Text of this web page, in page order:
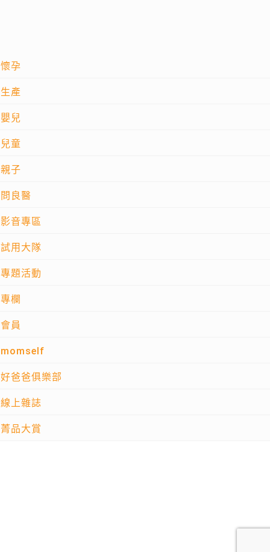
懷孕
生產
嬰兒
兒童
親子
問良醫
影音專區
試用大隊
專題活動
專欄
會員
momself
好爸爸俱樂部
線上雜誌
菁品大賞